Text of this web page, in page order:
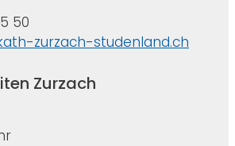
50
zurzach-studenland.ch
Zurzach